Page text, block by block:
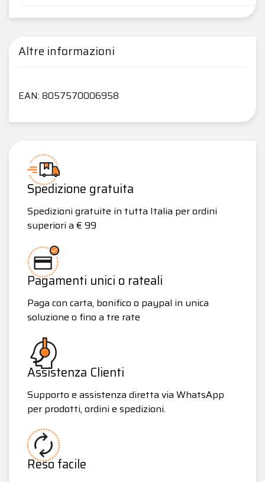
Altre informazioni
EAN: 8057570006958
Spedizione gratuita
Spedizioni gratuite in tutta Italia per ordini
superiori a € 99
Pagamenti unici o rateali
Paga con carta, bonifico o paypal in unica
soluzione o fino a tre rate
Assistenza Clienti
Supporto e assistenza diretta via WhatsApp
per prodotti, ordini e spedizioni.
Reso facile